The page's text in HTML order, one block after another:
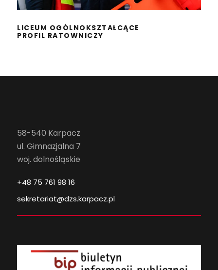
LICEUM OGÓLNOKSZTAŁCĄCE
PROFIL RATOWNICZY
58-540 Karpacz
ul. Gimnazjalna 7
woj. dolnośląskie
+48 75 761 98 16
sekretariat@dzs.karpacz.pl